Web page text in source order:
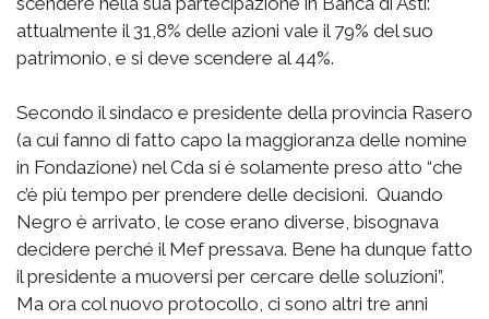
attualmente il 31,8% delle azioni vale il 79% del suo
patrimonio, e si deve scendere al 44%.
Secondo il sindaco e presidente della provincia Rasero
(a cui fanno di fatto capo la maggioranza delle nomine
in Fondazione) nel Cda si è solamente preso atto “che
c’è più tempo per prendere delle decisioni. Quando
Negro è arrivato, le cose erano diverse, bisognava
decidere perché il Mef pressava. Bene ha dunque fatto
il presidente a muoversi per cercare delle soluzioni”.
Ma ora col nuovo protocollo, ci sono altri tre anni